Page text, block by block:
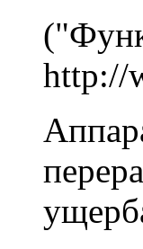
http://